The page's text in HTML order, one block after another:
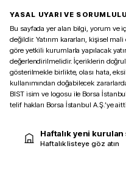
YASAL UYARI VE
Bu sayfada yer alan bilgi, yorum ve
değildir. Yatırım kararları, kişisel
göre yetkili kurumlarla yapılacak
değerlendirilmelidir. İçeriklerin
gösterilmekle birlikte, olası hata,
kullanımından doğabilecek
BIST isim ve logosu ile Borsa
telif hakları Borsa İstanbul A.Ş.’ye
Haftalık yeni
Haftalık listeye göz atın